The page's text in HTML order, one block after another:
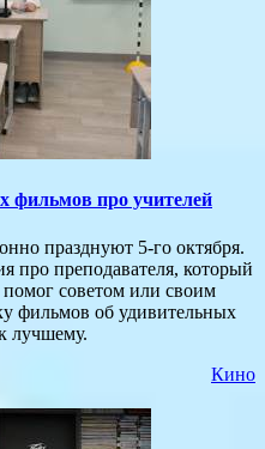
фильмов про учителей
празднуют 5-го октября.
про преподавателя, который
советом или своим
фильмов об удивительных
лучшему.
Кино